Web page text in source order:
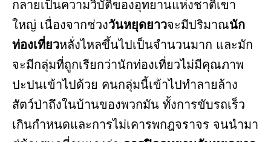
กลายเป็นความวิบัติของอุทยานแห่งชาติเขา
ใหญ่ เนื่องจากช่วงวันหยุดยาวจะมีปริมาณนัก
ท่องเที่ยวหลั่งไหลขึ้นไปเป็นจำนวนมาก และมัก
จะมีกลุ่มที่ถูกเรียกว่านักท่องเที่ยวไม่มีคุณภาพ
ปะปนเข้าไปด้วย คนกลุ่มนี้เข้าไปทำลายล้าง
สัตว์ป่าถึงในบ้านของพวกมัน ทั้งการขับรถเร็ว
เกินกำหนดและการไม่เคารพกฎจราจร จนนำมา